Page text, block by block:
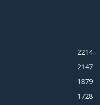
2214
2147
1879
1728